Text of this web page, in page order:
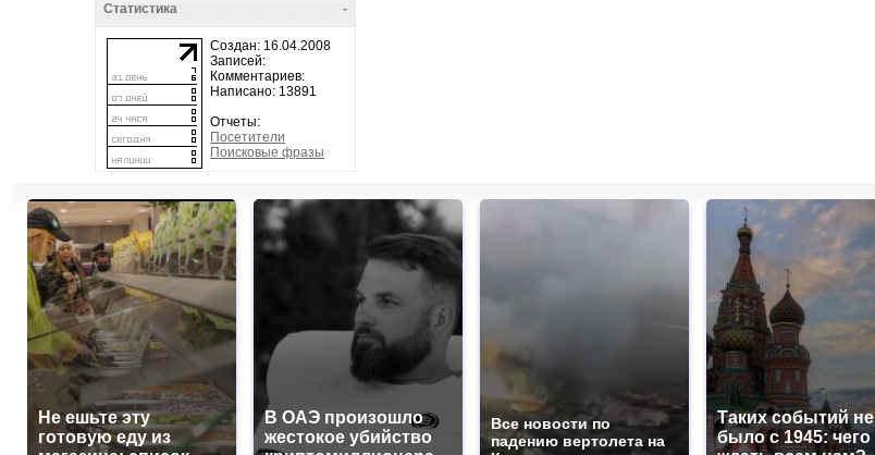
-
Статистика
Создан: 16.04.2008
Записей:
Комментариев:
Написано: 13891
Отчеты:
Посетители
Поисковые фразы
Не ешьте эту
готовую еду из
В ОАЭ произошло
жестокое убийство
Все новости по
падению вертолета на
Таких событий не
было с 1945: чего